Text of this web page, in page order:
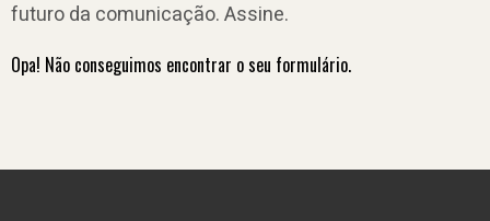
futuro da comunicação. Assine.
Opa! Não conseguimos encontrar o seu formulário.